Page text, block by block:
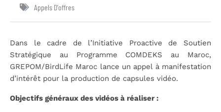
Appels D'offres
Dans le cadre de l’Initiative Proactive de Soutien
Stratégique au Programme COMDEKS au Maroc,
GREPOM/BirdLife Maroc lance un appel à manifestation
d’intérêt pour la production de capsules vidéo.
Objectifs généraux des vidéos à réaliser :